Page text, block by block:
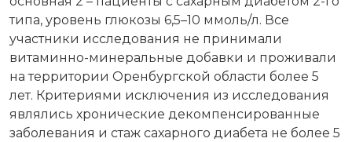
типа, уровень глюкозы 6,5–10 ммоль/л. Все
участники исследования не принимали
витаминно-минеральные добавки и проживали
на территории Оренбургской области более 5
лет. Критериями исключения из исследования
являлись хронические декомпенсированные
заболевания и стаж сахарного диабета не более 5